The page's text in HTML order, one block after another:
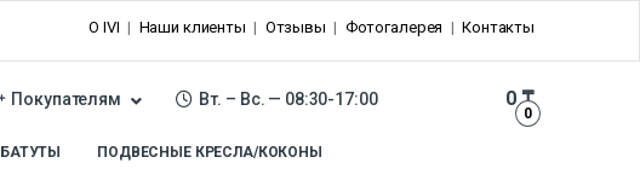
О IVI Наши клиенты Отзывы Фотогалерея Контакты
Покупателям Вт. – Вс. — 08:30-17:00
0
0₸
БАТУТЫ ПОДВЕСНЫЕ КРЕСЛА/КОКОНЫ